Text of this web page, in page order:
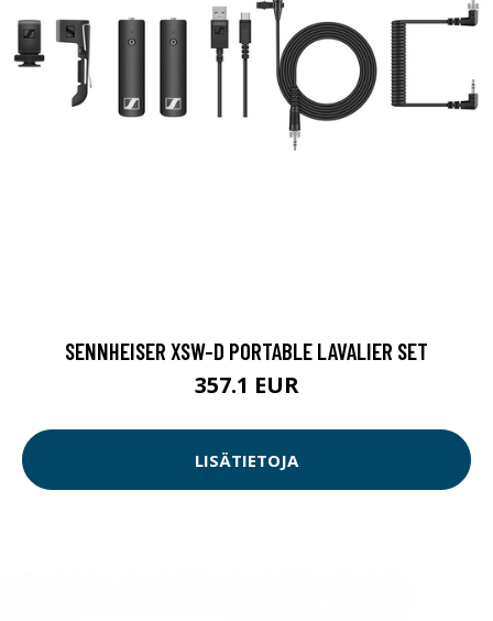
SENNHEISER XSW-D PORTABLE LAVALIER SET
357.1 EUR
LISÄTIETOJA